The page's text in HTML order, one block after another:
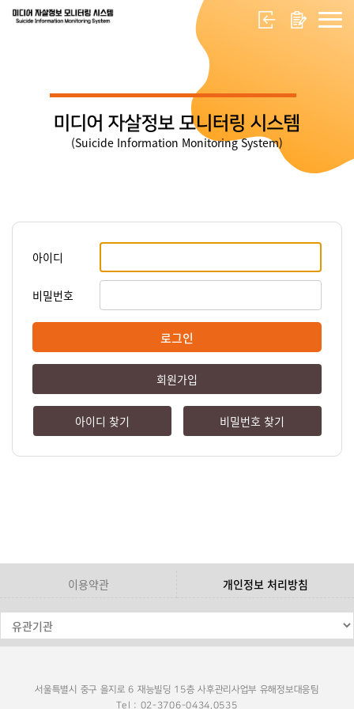
미디어 자살정보 모니터링 시스템
(Suicide Information Monitoring System)
아이디
비밀번호
로그인
회원가입
아이디 찾기 비밀번호 찾기
이용약관 개인정보 처리방침
서울특별시 중구 을지로 6 재능빌딩 15층 사후관리사업부 유해정보대응팀
Tel : 02-3706-0434,0535